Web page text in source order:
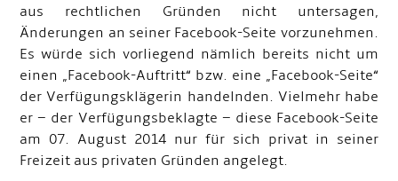
aus rechtlichen Gründen nicht untersagen,
Änderungen an seiner Facebook-Seite vorzunehmen.
Es würde sich vorliegend nämlich bereits nicht um
einen „Facebook-Auftritt“ bzw. eine „Facebook-Seite“
der Verfügungsklägerin handelnden. Vielmehr habe
er – der Verfügungsbeklagte – diese Facebook-Seite
am 07. August 2014 nur für sich privat in seiner
Freizeit aus privaten Gründen angelegt.